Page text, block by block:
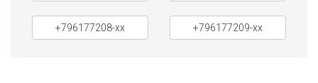
+796177208-xx +796177209-xx